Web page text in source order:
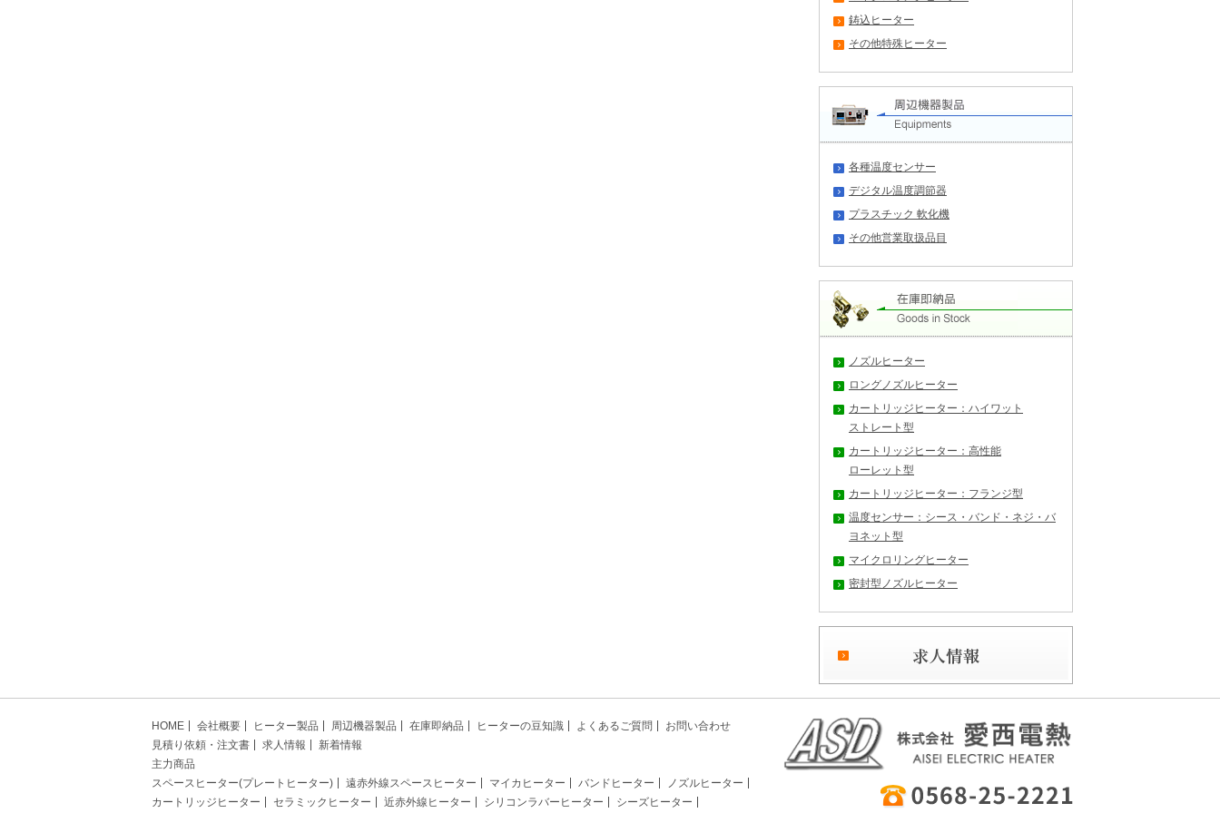
鋳込ヒーター
その他特殊ヒーター
各種温度センサー
デジタル温度調節器
プラスチック 軟化機
その他営業取扱品目
ノズルヒーター
ロングノズルヒーター
カートリッジヒーター：ハイワット
ストレート型
カートリッジヒーター：高性能
ローレット型
カートリッジヒーター：フランジ型
温度センサー：シース・バンド・ネジ・バ
ヨネット型
マイクロリングヒーター
密封型ノズルヒーター
HOME 会社概要 ヒーター製品 周辺機器製品 在庫即納品 ヒーターの豆知識 よくあるご質問
お問い合わせ
見積り依頼・注文書
求人情報
新着情報
主力商品
スペースヒーター(プレートヒーター)
遠赤外線スペースヒーター マイカヒーター バンドヒーター
ノズルヒーター
カートリッジヒーター
セラミックヒーター 近赤外線ヒーター シリコンラバーヒーター シーズヒーター